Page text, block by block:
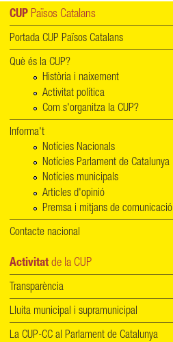
CUP Països Catalans
Portada CUP Països Catalans
Què és la CUP?
Història i naixement
Activitat política
Com s'organitza la CUP?
Informa't
Notícies Nacionals
Notícies Parlament de Catalunya
Notícies municipals
Articles d'opinió
Premsa i mitjans de comunicació
Contacte nacional
Activitat de la CUP
Transparència
Lluita municipal i supramunicipal
La CUP-CC al Parlament de Catalunya